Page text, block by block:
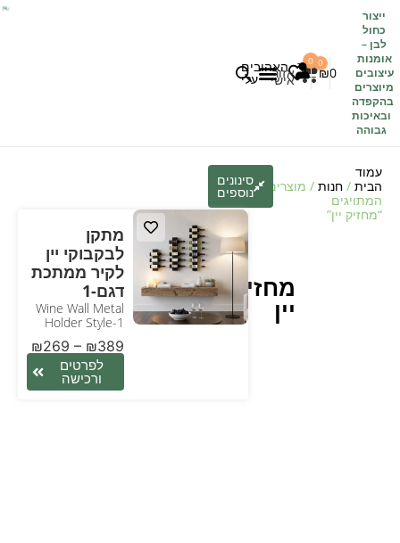
ייצור
כחול
לבן –
אומנות
עיצובים
מיוצרים
בהקפדה
ובאיכות
גבוהה
₪0
0 האהובים
עלי
0
אזור
אישי
עמוד
הבית / חנות / מוצרים
המתויגים
“מחזיק יין”
מחזיק
יין
סינונים
נוספים
מתקן
לבקבוקי יין
לקיר ממתכת
דגם-1
Wine Wall Metal
Holder Style-1
₪269 – ₪389
לפרטים
ורכישה